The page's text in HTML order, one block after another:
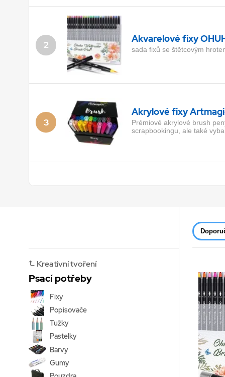
2
Akvarelové fixy
sada fixů se štětcovým
3
Akrylové fixy
Prémiové akrylové brush
scrapbookingu, ale také
Akrylový černý
5
Penál CARIOCA
Pouzdrový penál se zipem
Kreativní tvoření
Psací potřeby
Fixy
Popisovače
Tužky
Pastelky
Barvy
Gumy